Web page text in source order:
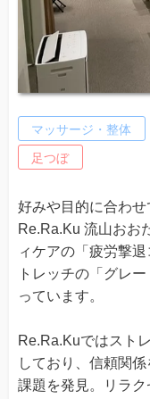
マッサージ・整体
足つぼ
好みや目的に合わせ
Re.Ra.Ku 流山おお
ィケアの「疲労撃
トレッチの「グレ
っています。
Re.Ra.Kuではスト
しており、信頼関
課題を発見。リラ